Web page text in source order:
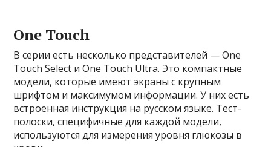
One Touch
В серии есть несколько представителей — One
Touch Select и One Touch Ultra. Это компактные
модели, которые имеют экраны с крупным
шрифтом и максимумом информации. У них есть
встроенная инструкция на русском языке. Тест-
полоски, специфичные для каждой модели,
используются для измерения уровня глюкозы в